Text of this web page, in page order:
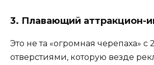
3. Плавающий аттракцион-
Это не та «огромная черепаха» с
отверстиями, которую везде